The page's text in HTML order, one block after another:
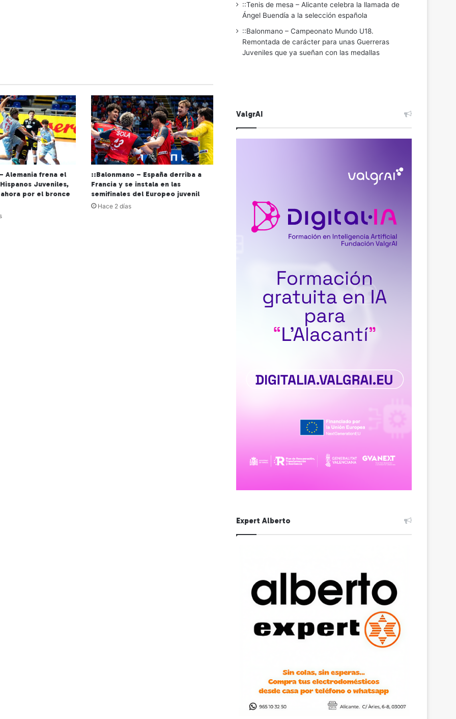
Alemania frena el
Juveniles,
por el bronce
::Balonmano – España derriba a
Francia y se instala en las
semifinales del Europeo juvenil
Hace 2 días
::Tenis de mesa – Alicante celebra la llamada de
Ángel Buendía a la selección española
::Balonmano – Campeonato Mundo U18.
Remontada de carácter para unas Guerreras
Juveniles que ya sueñan con las medallas
ValgrAI
Expert Alberto